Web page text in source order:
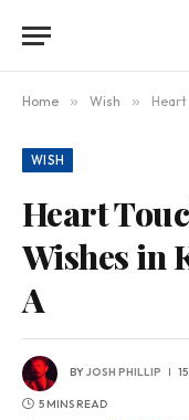
Home » Wish » Heart
WISH
Heart
Wishes in
A
BYJOSH PHILLIP
5 MINS READ